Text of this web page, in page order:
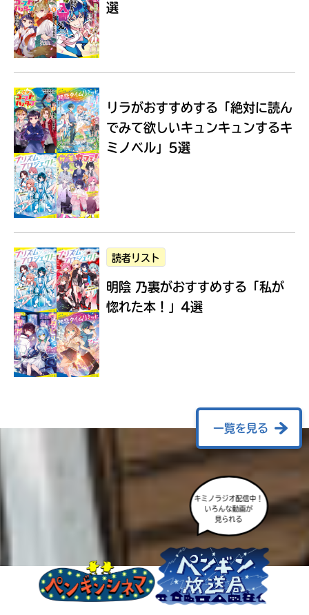
Loading...
選
リラがおすすめする 「絶対に読ん
でみて欲しいキュンキュンするキ
ミノベル」5選
読者リスト
明陰 乃裏がおすすめする 「私が
惚れた本！」4選
一覧を見る
キミノラジオ配信中！
いろんな動画が
見られる
に
エ
も
度
み
て
ね